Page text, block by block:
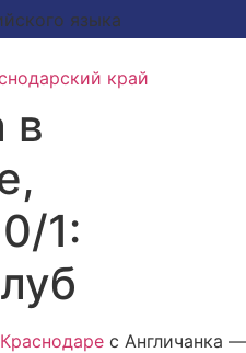
край
в
1:
с Англичанка —